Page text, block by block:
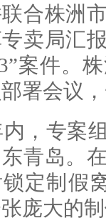
合株洲
卖局汇
案件。
署会议
，专案
青岛。
定制假
庞大的